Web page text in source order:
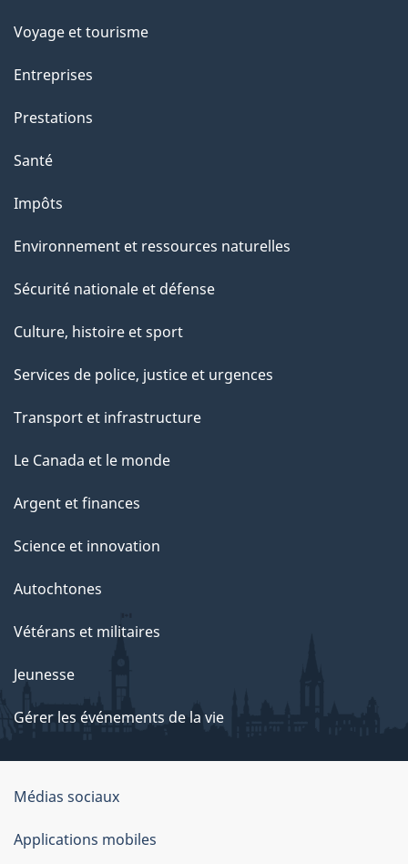
t
t
p
a
e
Voyage et tourisme
Entreprises
Prestations
Santé
Impôts
Environnement et ressources naturelles
Sécurité nationale et défense
Culture, histoire et sport
Services de police, justice et urgences
Transport et infrastructure
Le Canada et le monde
Argent et finances
Science et innovation
Autochtones
Vétérans et militaires
Jeunesse
Gérer les événements de la vie
Organisation
du
gouvernement
Médias sociaux
Applications mobiles